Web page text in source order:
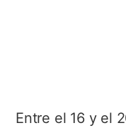
Entre el 16 y el